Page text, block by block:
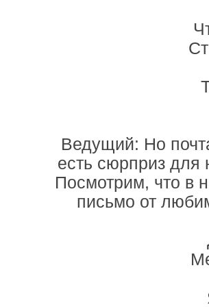
Ведущий: Но
есть сюрприз для
Посмотрим, что в
письмо от